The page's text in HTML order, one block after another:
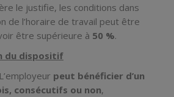
le justifie, les conditions dans
de l’horaire de travail peut être
être supérieure à 50 %.
du dispositif
L’employeur peut bénéficier d’un
consécutifs ou non,